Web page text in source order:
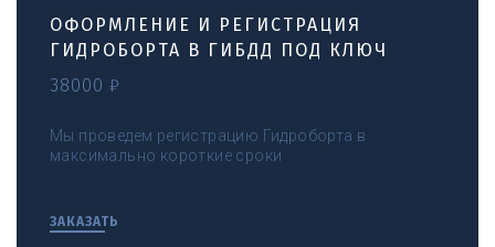
ОФОРМЛЕНИЕ И РЕГИСТРАЦИЯ
ГИДРОБОРТА В ГИБДД ПОД КЛЮЧ
38000 ₽
Мы проведем регистрацию Гидроборта в
максимально короткие сроки
ЗАКАЗАТЬ